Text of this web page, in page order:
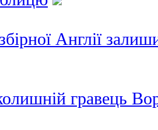
Англії
гравець